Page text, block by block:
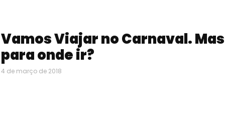
Vamos Viajar no Carnaval. Mas
para onde ir?
4 de março de 2018